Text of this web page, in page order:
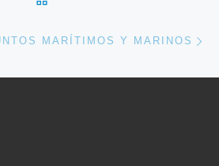
MARÍTIMOS Y MARINOS